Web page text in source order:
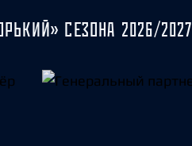
СЕЗОНА 2026/2027